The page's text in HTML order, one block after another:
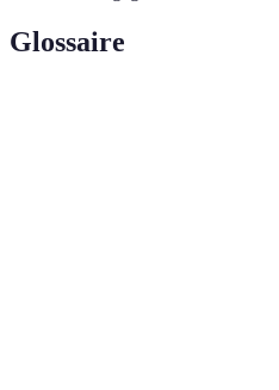
Glossaire